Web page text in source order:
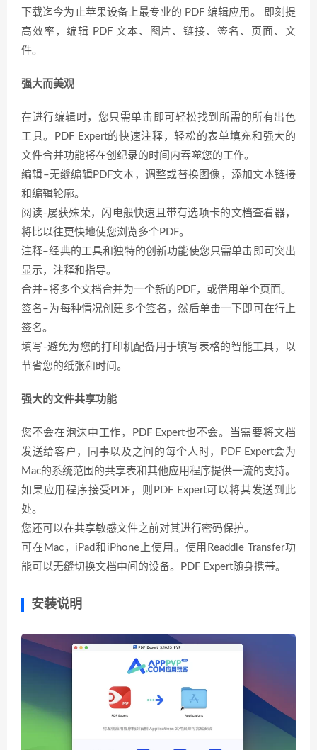
下载迄今为止苹果设备上最专业的 PDF 编辑应用。 即刻提
高效率，编辑 PDF 文本、图片、链接、签名、页面、文
件。
强大而美观
在进行编辑时，您只需单击即可轻松找到所需的所有出色
工具。PDF Expert的快速注释，轻松的表单填充和强大的
文件合并功能将在创纪录的时间内吞噬您的工作。
编辑–无缝编辑PDF文本，调整或替换图像，添加文本链接
和编辑轮廓。
阅读-屡获殊荣，闪电般快速且带有选项卡的文档查看器，
将比以往更快地使您浏览多个PDF。
注释–经典的工具和独特的创新功能使您只需单击即可突出
显示，注释和指导。
合并–将多个文档合并为一个新的PDF，或借用单个页面。
签名–为每种情况创建多个签名，然后单击一下即可在行上
签名。
填写-避免为您的打印机配备用于填写表格的智能工具，以
节省您的纸张和时间。
强大的文件共享功能
您不会在泡沫中工作，PDF Expert也不会。当需要将文档
发送给客户，同事以及之间的每个人时，PDF Expert会为
Mac的系统范围的共享表和其他应用程序提供一流的支持。
如果应用程序接受PDF，则PDF Expert可以将其发送到此
处。
您还可以在共享敏感文件之前对其进行密码保护。
可在Mac，iPad和iPhone上使用。使用Readdle Transfer功
能可以无缝切换文档中间的设备。PDF Expert随身携带。
安装说明